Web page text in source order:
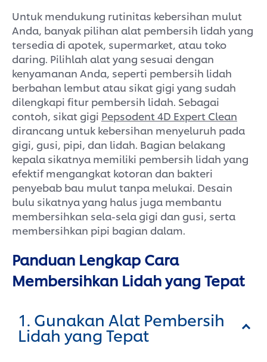
Untuk mendukung rutinitas kebersihan mulut
Anda, banyak pilihan alat pembersih lidah yang
tersedia di apotek, supermarket, atau toko
daring. Pilihlah alat yang sesuai dengan
kenyamanan Anda, seperti pembersih lidah
berbahan lembut atau sikat gigi yang sudah
dilengkapi fitur pembersih lidah. Sebagai
contoh, sikat gigi Pepsodent 4D Expert Clean
dirancang untuk kebersihan menyeluruh pada
gigi, gusi, pipi, dan lidah. Bagian belakang
kepala sikatnya memiliki pembersih lidah yang
efektif mengangkat kotoran dan bakteri
penyebab bau mulut tanpa melukai. Desain
bulu sikatnya yang halus juga membantu
membersihkan sela-sela gigi dan gusi, serta
membersihkan pipi bagian dalam.
Panduan Lengkap Cara
Membersihkan Lidah yang Tepat
1. Gunakan Alat Pembersih
Lidah yang Tepat